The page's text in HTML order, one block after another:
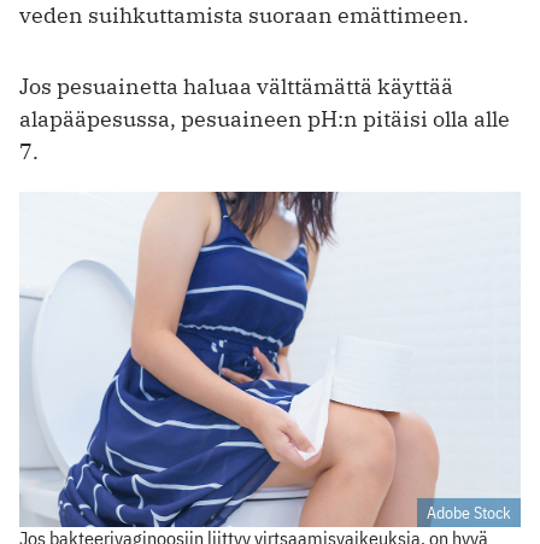
veden suihkuttamista suoraan emättimeen.
Jos pesuainetta haluaa välttämättä käyttää
alapääpesussa, pesuaineen pH:n pitäisi olla alle
7.
Adobe Stock
Jos bakteerivaginoosiin liittyy virtsaamisvaikeuksia, on hyvä